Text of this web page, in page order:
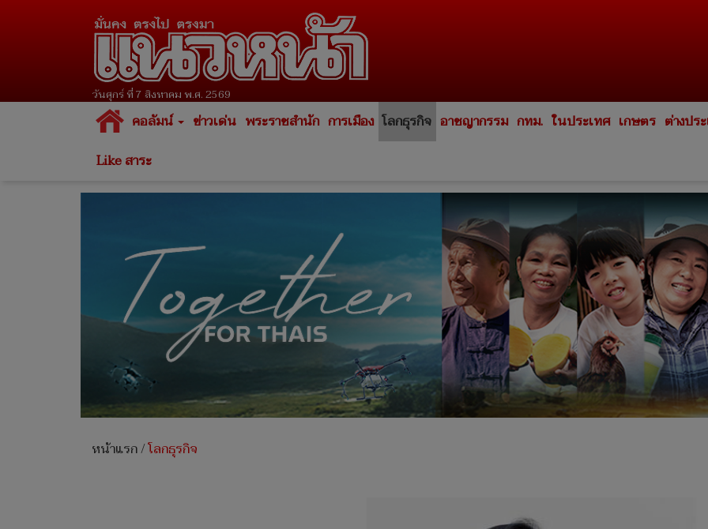
วันศุกร์ ที่ 7 สิงหาคม พ.ศ. 2569
คอลัมน์ ข่าวเด่น พระราชสำนัก การเมือง โลกธุรกิจ อาชญากรรม กทม. ในประเทศ เกษตร ต่างปร
Like สาระ
หน้าแรก/โลกธุรกิจ